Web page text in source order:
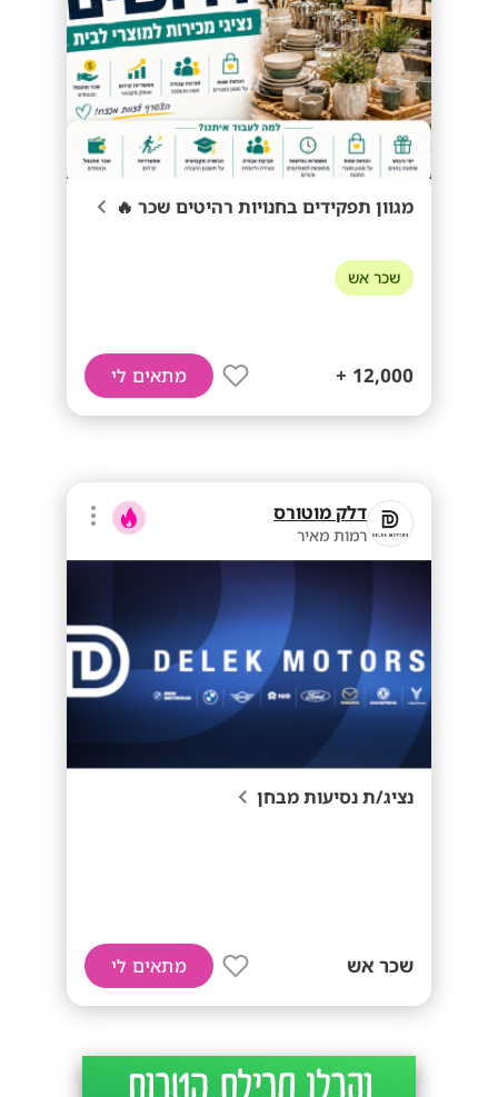
מגוון תפקידים בחנויות רהיטים שכר 🔥
שכר אש
12,000 + מתאים לי
דלק מוטורס
רמות מאיר
נציג/ת נסיעות מבחן
שכר אש מתאים לי